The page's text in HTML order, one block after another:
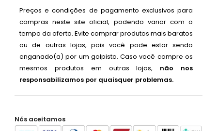
Preços e condições de pagamento exclusivos para
compras neste site oficial, podendo variar com o
tempo da oferta. Evite comprar produtos mais baratos
ou de outras lojas, pois você pode estar sendo
enganado(a) por um golpista. Caso você compre os
mesmos produtos em outras lojas, não nos
responsabilizamos por quaisquer problemas.
Nós aceitamos